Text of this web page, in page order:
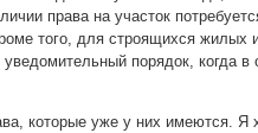
права на участок
того, для строящихся жилых
порядок, когда
которые уже у них имеются. Я